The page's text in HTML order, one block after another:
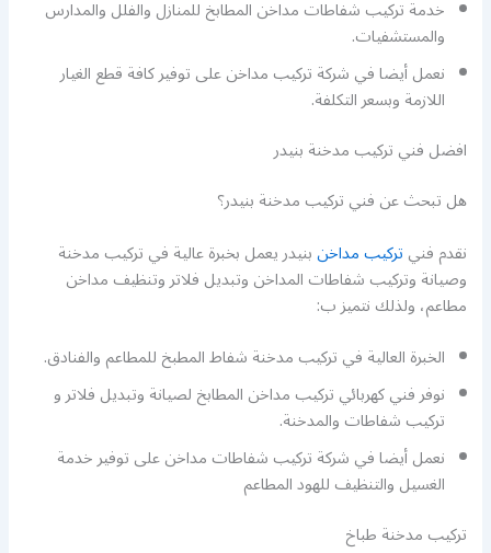
خدمة تركيب شفاطات مداخن المطابخ للمنازل والفلل والمدارس
والمستشفيات.
نعمل أيضا في شركة تركيب مداخن على توفير كافة قطع الغيار
اللازمة وبسعر التكلفة.
افضل فني تركيب مدخنة بنيدر
هل تبحث عن فني تركيب مدخنة بنيدر؟
نقدم فنيتركيب مداخنبنيدر يعمل بخبرة عالية في تركيب مدخنة
وصيانة وتركيب شفاطات المداخن وتبديل فلاتر وتنظيف مداخن
مطاعم، ولذلك نتميز ب:
الخبرة العالية في تركيب مدخنة شفاط المطبخ للمطاعم والفنادق.
نوفر فني كهربائي تركيب مداخن المطابخ لصيانة وتبديل فلاتر و
تركيب شفاطات والمدخنة.
نعمل أيضا في شركة تركيب شفاطات مداخن على توفير خدمة
الغسيل والتنظيف للهود المطاعم
تركيب مدخنة طباخ